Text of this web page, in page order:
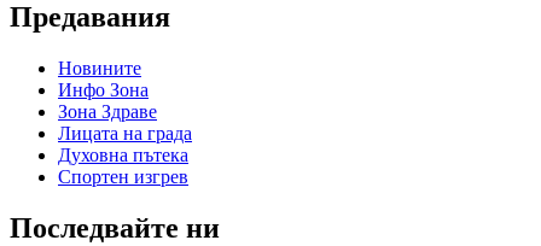
Предавания
Новините
Инфо Зона
Зона Здраве
Лицата на града
Духовна пътека
Спортен изгрев
Последвайте ни